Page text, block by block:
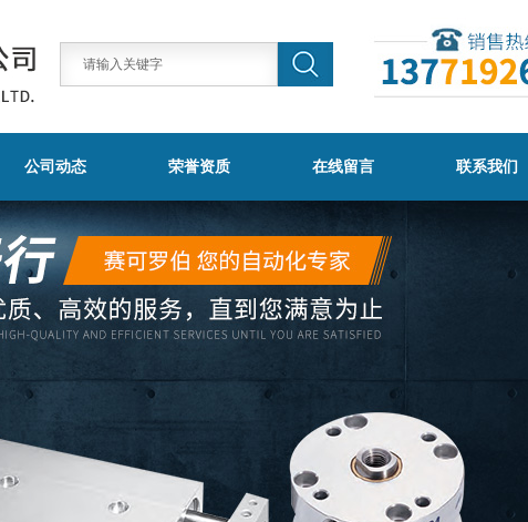
公司动态 荣誉资质 在线留言 联系我们